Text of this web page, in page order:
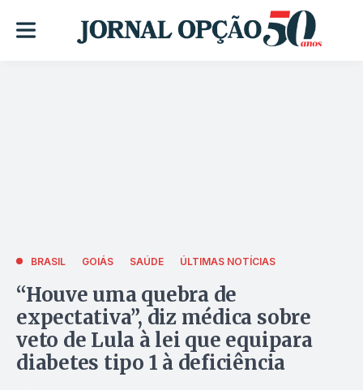
BRASIL GOIÁS SAÚDE ÚLTIMAS NOTÍCIAS
“Houve uma quebra de
expectativa”, diz médica sobre
veto de Lula à lei que equipara
diabetes tipo 1 à deficiência